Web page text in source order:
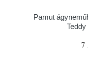
Pamut
7